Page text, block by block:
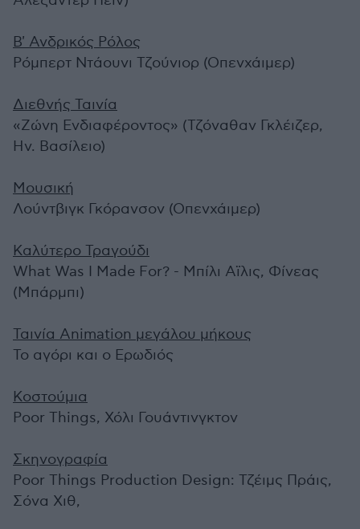
Β' Ανδρικός Ρόλος
Ρόμπερτ Ντάουνι Τζούνιορ (Οπενχάιμερ)
Διεθνής Ταινία
«Ζώνη Ενδιαφέροντος» (Τζόναθαν Γκλέιζερ,
Ην. Βασίλειο)
Μουσική
Λούντβιγκ Γκόρανσον (Οπενχάιμερ)
Καλύτερο Τραγούδι
What Was I Made For? - Μπίλι Αϊλις, Φίνεας
(Μπάρμπι)
Ταινία Animation μεγάλου μήκους
Το αγόρι και ο Ερωδιός
Κοστούμια
Poor Things, Χόλι Γουάντινγκτον
Σκηνογραφία
Poor Things Production Design: Τζέιμς Πράις,
Σόνα Χιθ,